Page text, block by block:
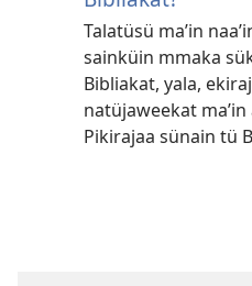
Talatüsü maʼin
sainküin mmaka
Bibliakat, yala,
natüjaweekat maʼin
Pikirajaa sünain tü